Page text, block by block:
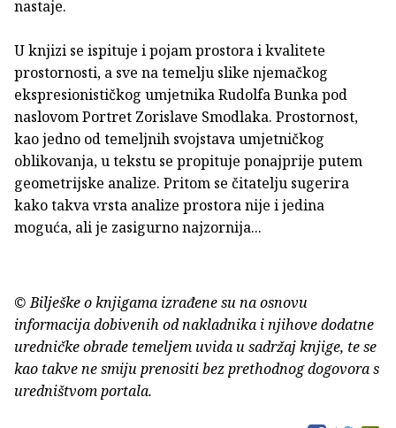
nastaje.
U knjizi se ispituje i pojam prostora i kvalitete
prostornosti, a sve na temelju slike njemačkog
ekspresionističkog umjetnika Rudolfa Bunka pod
naslovom Portret Zorislave Smodlaka. Prostornost,
kao jedno od temeljnih svojstava umjetničkog
oblikovanja, u tekstu se propituje ponajprije putem
geometrijske analize. Pritom se čitatelju sugerira
kako takva vrsta analize prostora nije i jedina
moguća, ali je zasigurno najzornija...
© Bilješke o knjigama izrađene su na osnovu
informacija dobivenih od nakladnika i njihove dodatne
uredničke obrade temeljem uvida u sadržaj knjige, te se
kao takve ne smiju prenositi bez prethodnog dogovora s
uredništvom portala.